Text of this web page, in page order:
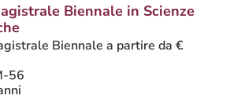
Biennale in Scienze
Biennale a partire da €
56